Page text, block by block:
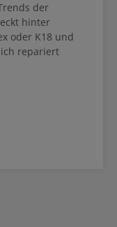
der
hinter
oder K18 und
repariert